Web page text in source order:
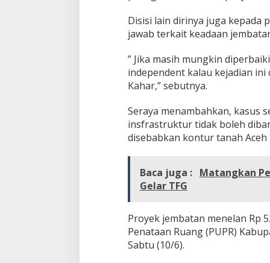
Disisi lain dirinya juga kepada
jawab terkait keadaan
” Jika masih mungkin
independent kalau kejadian
Kahar,” sebutnya.
Seraya menambahkan, kasus
insfrastruktur tidak boleh
disebabkan kontur tanah
Baca juga : Matangkan
Gelar TFG
Proyek jembatan menelan Rp
Penataan Ruang (PUPR)
Sabtu (10/6).